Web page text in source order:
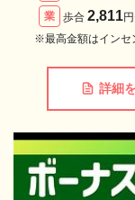
業
歩合 2,811
※最高金額はインセ
詳細